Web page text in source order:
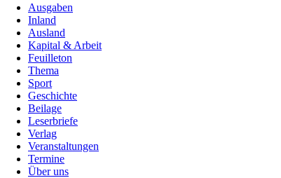
Ausgaben
Inland
Ausland
Kapital & Arbeit
Feuilleton
Thema
Sport
Geschichte
Beilage
Leserbriefe
Verlag
Veranstaltungen
Termine
Über uns